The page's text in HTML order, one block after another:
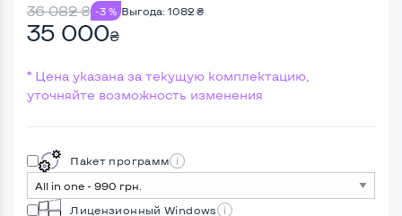
36 082₴ -3 % Выгода: 1082 ₴
35 000₴
* Цена указана за текущую комплектацию,
уточняйте возможность изменения
Пакет программ
Лицензионный Windows